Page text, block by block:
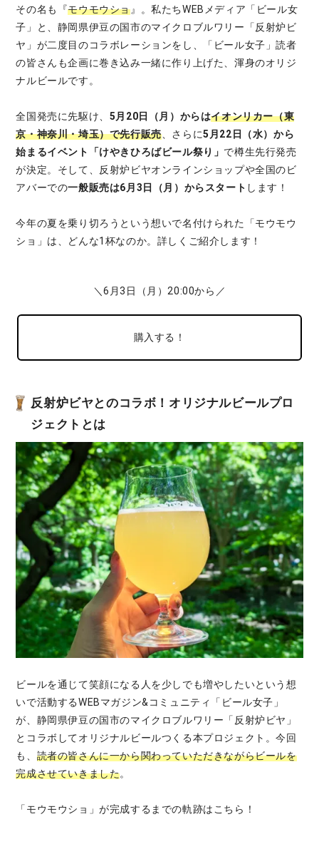
その名も『モウモウショ』。私たちWEBメディア「ビール女
子」と、静岡県伊豆の国市のマイクロブルワリー「反射炉ビ
ヤ」が二度目のコラボレーションをし、「ビール女子」読者
の皆さんも企画に巻き込み一緒に作り上げた、渾身のオリジ
ナルビールです。
全国発売に先駆け、 5月20日（月）からはイオンリカー（東
京・神奈川・埼玉）で先行販売、さらに5月22日（水）から
始まるイベント「けやきひろばビール祭り」 で樽生先行発売
が決定。そして、反射炉ビヤオンラインショップや全国のビ
アバーでの一般販売は6月3日（月）からスタート します！
今年の夏を乗り切ろうという想いで名付けられた「モウモウ
ショ」は、どんな1杯なのか。詳しくご紹介します！
＼6月3日（月）20:00から／
購入する！
反射炉ビヤとのコラボ！オリジナルビールプロ
ジェクトとは
ビールを通じて笑顔になる人を少しでも増やしたいという想
いで活動するWEBマガジン&コミュニティ「ビール女子」
が、静岡県伊豆の国市のマイクロブルワリー「反射炉ビヤ」
とコラボしてオリジナルビールつくる本プロジェクト。今回
も、 読者の皆さんに一から関わっていただきながらビールを
完成させていきました。
「モウモウショ」が完成するまでの軌跡はこちら！